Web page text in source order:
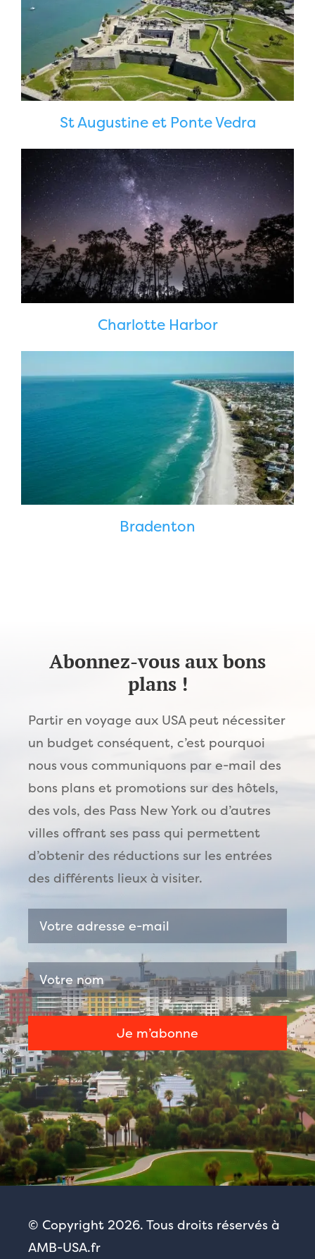
St Augustine et Ponte Vedra
Charlotte Harbor
Bradenton
Abonnez-vous aux bons
plans !
Partir en voyage aux USA peut nécessiter
un budget conséquent, c’est pourquoi
nous vous communiquons par e-mail des
bons plans et promotions sur des hôtels,
des vols, des Pass New York ou d’autres
villes offrant ses pass qui permettent
d’obtenir des réductions sur les entrées
des différents lieux à visiter.
© Copyright 2026. Tous droits réservés à
AMB-USA.fr